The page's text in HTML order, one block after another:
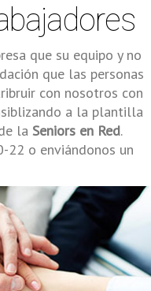
que su equipo y no
que las personas
con nosotros con
a la plantilla
la Seniors en Red.
o enviándonos un